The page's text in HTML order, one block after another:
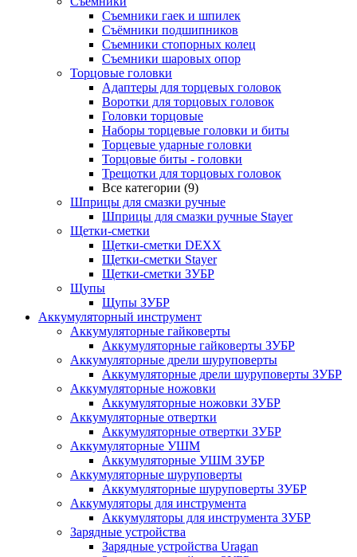
Съемники гаек и шпилек
Съёмники подшипников
Съемники стопорных колец
Съемники шаровых опор
Торцовые головки
Адаптеры для торцевых головок
Воротки для торцовых головок
Головки торцовые
Наборы торцевые головки и биты
Торцевые ударные головки
Торцовые биты - головки
Трещотки для торцовых головок
Все категории (9)
Шприцы для смазки ручные
Шприцы для смазки ручные Stayer
Щетки-сметки
Щетки-сметки DEXX
Щетки-сметки Stayer
Щетки-сметки ЗУБР
Щупы
Щупы ЗУБР
Аккумуляторный инструмент
Аккумуляторные гайковерты
Аккумуляторные гайковерты ЗУБР
Аккумуляторные дрели шуруповерты
Аккумуляторные дрели шуруповерты ЗУБР
Аккумуляторные ножовки
Аккумуляторные ножовки ЗУБР
Аккумуляторные отвертки
Аккумуляторные отвертки ЗУБР
Аккумуляторные УШМ
Аккумуляторные УШМ ЗУБР
Аккумуляторные шуруповерты
Аккумуляторные шуруповерты ЗУБР
Аккумуляторы для инструмента
Аккумуляторы для инструмента ЗУБР
Зарядные устройства
Зарядные устройства Uragan